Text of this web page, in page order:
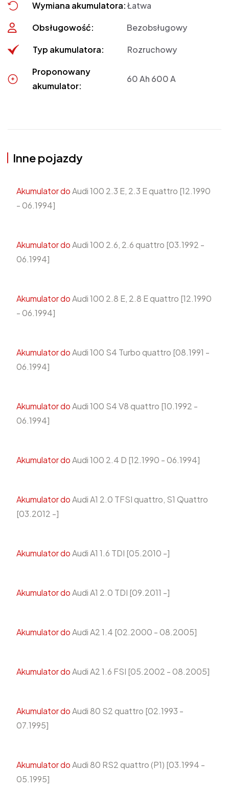
Wymiana akumulatora:Łatwa
Obsługowość: Bezobsługowy
Typ akumulatora: Rozruchowy
Proponowany
akumulator:
60 Ah 600 A
Inne pojazdy
Akumulator doAudi 100 2.3 E, 2.3 E quattro [12.1990
- 06.1994]
Akumulator doAudi 100 2.6, 2.6 quattro [03.1992 -
06.1994]
Akumulator doAudi 100 2.8 E, 2.8 E quattro [12.1990
- 06.1994]
Akumulator doAudi 100 S4 Turbo quattro [08.1991 -
06.1994]
Akumulator doAudi 100 S4 V8 quattro [10.1992 -
06.1994]
Akumulator doAudi 100 2.4 D [12.1990 - 06.1994]
Akumulator doAudi A1 2.0 TFSI quattro, S1 Quattro
[03.2012 -]
Akumulator doAudi A1 1.6 TDI [05.2010 -]
Akumulator doAudi A1 2.0 TDI [09.2011 -]
Akumulator doAudi A2 1.4 [02.2000 - 08.2005]
Akumulator doAudi A2 1.6 FSI [05.2002 - 08.2005]
Akumulator doAudi 80 S2 quattro [02.1993 -
07.1995]
Akumulator doAudi 80 RS2 quattro (P1) [03.1994 -
05.1995]